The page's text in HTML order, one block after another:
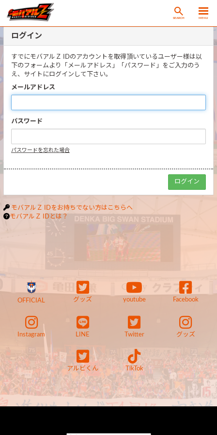
SEARCH MENU
ログイン
すでにモバアルＺ IDのアカウントを取得頂いているユーザー様は以
下のフォームより「メールアドレス」「パスワード」をご入力のう
え、サイトにログインして下さい。
メールアドレス
パスワード
パスワードを忘れた場合
モバアルＺ IDをお持ちでない方はこちらへ
モバアルＺ IDとは？
OFFICIAL グッズ youtube Facebook
Instagram LINE Twitter グッズ
アルビくん TikTok